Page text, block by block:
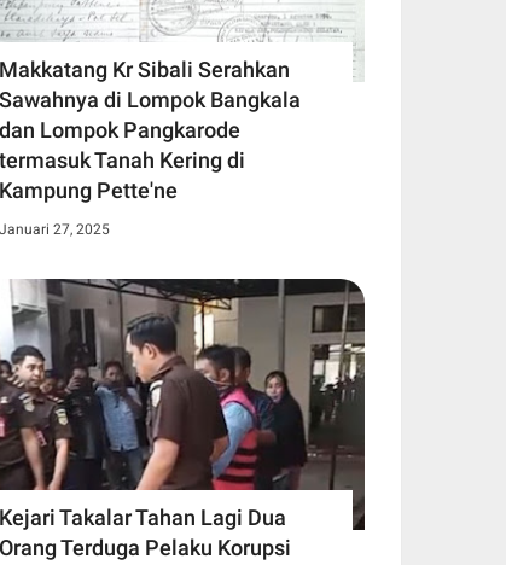
Makkatang Kr Sibali Serahkan
Sawahnya di Lompok Bangkala
dan Lompok Pangkarode
termasuk Tanah Kering di
Kampung Pette'ne
Januari 27, 2025
Kejari Takalar Tahan Lagi Dua
Orang Terduga Pelaku Korupsi